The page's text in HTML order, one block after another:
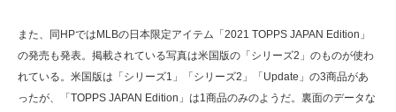
また、同HPではMLBの日本限定アイテム「2021 TOPPS JAPAN Edition」
の発売も発表。掲載されている写真は米国版の「シリーズ2」のものが使わ
れている。米国版は「シリーズ1」「シリーズ2」「Update」の3商品があ
ったが、「TOPPS JAPAN Edition」は1商品のみのようだ。裏面のデータな